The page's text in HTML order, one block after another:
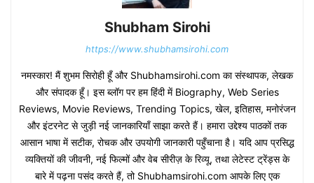
Shubham Sirohi
https://www.shubhamsirohi.com
नमस्कार! मैं शुभम सिरोही हूँ और Shubhamsirohi.com का संस्थापक, लेखक
और संपादक हूँ। इस ब्लॉग पर हम हिंदी में Biography, Web Series
Reviews, Movie Reviews, Trending Topics, खेल, इतिहास, मनोरंजन
और इंटरनेट से जुड़ी नई जानकारियाँ साझा करते हैं। हमारा उद्देश्य पाठकों तक
आसान भाषा में सटीक, रोचक और उपयोगी जानकारी पहुँचाना है। यदि आप प्रसिद्ध
व्यक्तियों की जीवनी, नई फिल्मों और वेब सीरीज़ के रिव्यू, तथा लेटेस्ट ट्रेंड्स के
बारे में पढ़ना पसंद करते हैं, तो Shubhamsirohi.com आपके लिए एक